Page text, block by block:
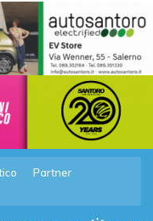
Partner